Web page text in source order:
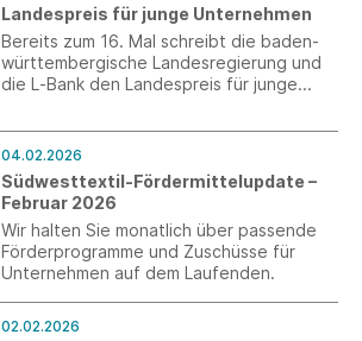
Arbeitnehmer in § 41 Abs. 2 SGB VI. Die
BDA hat dazu eine Handreichung
erarbeitet.
Landespreis für junge Unternehmen
Bereits zum 16. Mal schreibt die baden-
württembergische Landesregierung und
die L‑Bank den Landespreis für junge
die besten
Unternehmenspersönlichkeiten des
Landes. Die erste Bewerbungsphase läuft
bis zum 13. Februar 2026.
04.02.2026
Südwesttextil-Fördermittelupdate –
Februar 2026
Wir halten Sie monatlich über passende
Förderprogramme und Zuschüsse für
Unternehmen auf dem Laufenden.
02.02.2026